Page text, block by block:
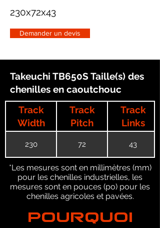
230x72x43
Demander un devis
Takeuchi TB650S Taille(s) des
chenilles en caoutchouc
Track
Width
Track
Pitch
Track
Links
230 72 43
*Les mesures sont en millimètres (mm)
pour les chenilles industrielles, les
mesures sont en pouces (po) pour les
chenilles agricoles et pavées.
POURQUOI